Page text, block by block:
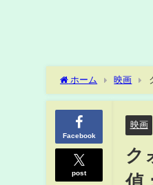
ホーム 映画
ラクターポスター公開
Facebook
post
映画
ク